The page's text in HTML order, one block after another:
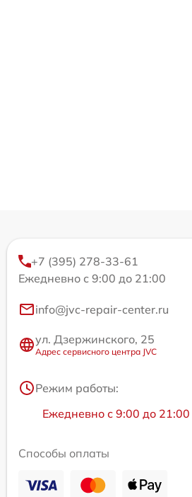
+7 (395) 278-33-61
Ежедневно с 9:00 до 21:00
info@jvc-repair-center.ru
ул. Дзержинского, 25
Адрес сервисного центра JVC
Режим работы:
Ежедневно с 9:00 до 21:00
Способы оплаты